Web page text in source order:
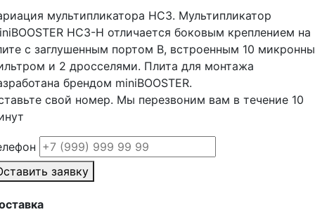
мультипликатора НС3. Мультипликатор
HC3-H отличается боковым креплением на
с заглушенным портом B, встроенным 10
и 2 дросселями. Плита для монтажа
брендом miniBOOSTER.
свой номер. Мы перезвоним вам в течение 10
заявку